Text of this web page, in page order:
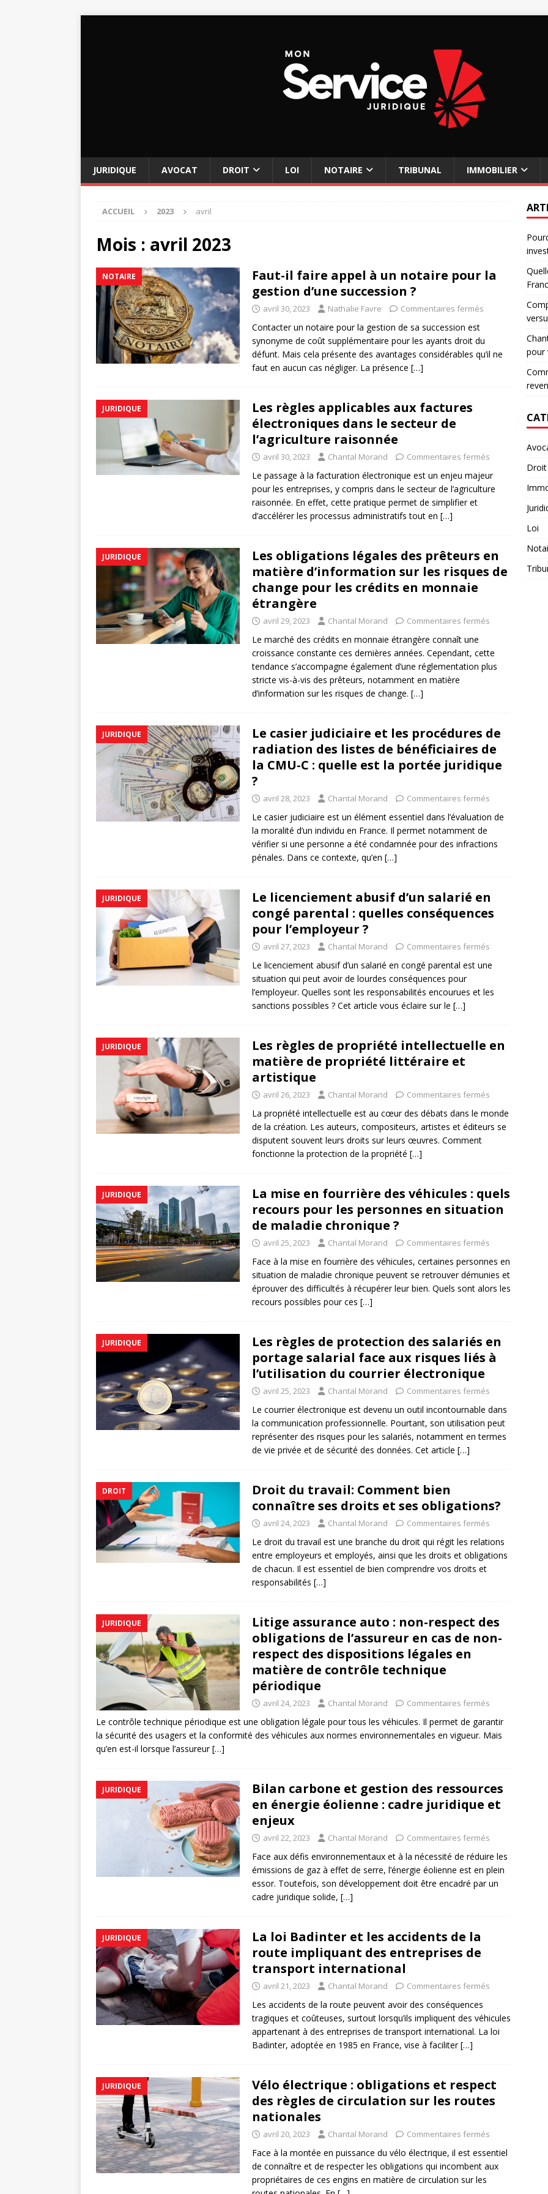
JURIDIQUE AVOCAT DROIT LOI NOTAIRE TRIBUNAL IMMOBILIER
ACCUEIL 2023 avril
Mois : avril 2023
NOTAIRE
Faut-il faire appel à un notaire pour la
gestion d’une succession ?
avril 30, 2023 Nathalie Favre Commentaires fermés
Contacter un notaire pour la gestion de sa succession est
synonyme de coût supplémentaire pour les ayants droit du
défunt. Mais cela présente des avantages considérables qu’il ne
faut en aucun cas négliger. La présence […]
JURIDIQUE
Les règles applicables aux factures
électroniques dans le secteur de
l’agriculture raisonnée
avril 30, 2023 Chantal Morand Commentaires fermés
Le passage à la facturation électronique est un enjeu majeur
pour les entreprises, y compris dans le secteur de l’agriculture
raisonnée. En effet, cette pratique permet de simplifier et
d’accélérer les processus administratifs tout en […]
JURIDIQUE
Les obligations légales des prêteurs en
matière d’information sur les risques de
change pour les crédits en monnaie
étrangère
avril 29, 2023 Chantal Morand Commentaires fermés
Le marché des crédits en monnaie étrangère connaît une
croissance constante ces dernières années. Cependant, cette
tendance s’accompagne également d’une réglementation plus
stricte vis-à-vis des prêteurs, notamment en matière
d’information sur les risques de change. […]
JURIDIQUE
Le casier judiciaire et les procédures de
radiation des listes de bénéficiaires de
la CMU-C : quelle est la portée juridique
?
avril 28, 2023 Chantal Morand Commentaires fermés
Le casier judiciaire est un élément essentiel dans l’évaluation de
la moralité d’un individu en France. Il permet notamment de
vérifier si une personne a été condamnée pour des infractions
pénales. Dans ce contexte, qu’en […]
JURIDIQUE
Le licenciement abusif d’un salarié en
congé parental : quelles conséquences
pour l’employeur ?
avril 27, 2023 Chantal Morand Commentaires fermés
Le licenciement abusif d’un salarié en congé parental est une
situation qui peut avoir de lourdes conséquences pour
l’employeur. Quelles sont les responsabilités encourues et les
sanctions possibles ? Cet article vous éclaire sur le […]
JURIDIQUE
Les règles de propriété intellectuelle en
matière de propriété littéraire et
artistique
avril 26, 2023 Chantal Morand Commentaires fermés
La propriété intellectuelle est au cœur des débats dans le monde
de la création. Les auteurs, compositeurs, artistes et éditeurs se
disputent souvent leurs droits sur leurs œuvres. Comment
fonctionne la protection de la propriété […]
JURIDIQUE
La mise en fourrière des véhicules : quels
recours pour les personnes en situation
de maladie chronique ?
avril 25, 2023 Chantal Morand Commentaires fermés
Face à la mise en fourrière des véhicules, certaines personnes en
situation de maladie chronique peuvent se retrouver démunies et
éprouver des difficultés à récupérer leur bien. Quels sont alors les
recours possibles pour ces […]
JURIDIQUE
Les règles de protection des salariés en
portage salarial face aux risques liés à
l’utilisation du courrier électronique
avril 25, 2023 Chantal Morand Commentaires fermés
Le courrier électronique est devenu un outil incontournable dans
la communication professionnelle. Pourtant, son utilisation peut
représenter des risques pour les salariés, notamment en termes
de vie privée et de sécurité des données. Cet article […]
DROIT
Droit du travail: Comment bien
connaître ses droits et ses obligations?
avril 24, 2023 Chantal Morand Commentaires fermés
Le droit du travail est une branche du droit qui régit les relations
entre employeurs et employés, ainsi que les droits et obligations
de chacun. Il est essentiel de bien comprendre vos droits et
responsabilités […]
JURIDIQUE
Litige assurance auto : non-respect des
obligations de l’assureur en cas de non-
respect des dispositions légales en
matière de contrôle technique
périodique
avril 24, 2023 Chantal Morand Commentaires fermés
Le contrôle technique périodique est une obligation légale pour tous les véhicules. Il permet de garantir
la sécurité des usagers et la conformité des véhicules aux normes environnementales en vigueur. Mais
qu’en est-il lorsque l’assureur[…]
JURIDIQUE
Bilan carbone et gestion des ressources
en énergie éolienne : cadre juridique et
enjeux
avril 22, 2023 Chantal Morand Commentaires fermés
Face aux défis environnementaux et à la nécessité de réduire les
émissions de gaz à effet de serre, l’énergie éolienne est en plein
essor. Toutefois, son développement doit être encadré par un
cadre juridique solide, […]
JURIDIQUE
La loi Badinter et les accidents de la
route impliquant des entreprises de
transport international
avril 21, 2023 Chantal Morand Commentaires fermés
Les accidents de la route peuvent avoir des conséquences
tragiques et coûteuses, surtout lorsqu’ils impliquent des véhicules
appartenant à des entreprises de transport international. La loi
Badinter, adoptée en 1985 en France, vise à faciliter[…]
JURIDIQUE
Vélo électrique : obligations et respect
des règles de circulation sur les routes
nationales
avril 20, 2023 Chantal Morand Commentaires fermés
Face à la montée en puissance du vélo électrique, il est essentiel
de connaître et de respecter les obligations qui incombent aux
propriétaires de ces engins en matière de circulation sur les
pour
Droit
Loi